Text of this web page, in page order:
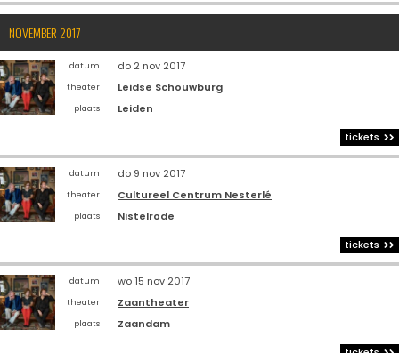
NOVEMBER 2017
datum do 2 nov 2017
theater Leidse Schouwburg
plaats
Leiden
tickets
datum do 9 nov 2017
theater Cultureel Centrum Nesterlé
plaats
Nistelrode
tickets
datum wo 15 nov 2017
theater Zaantheater
plaats
Zaandam